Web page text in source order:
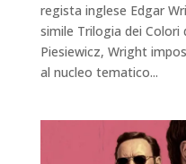
regista inglese Edgar
simile Trilogia dei Colori
Piesiewicz, Wright
al nucleo tematico...